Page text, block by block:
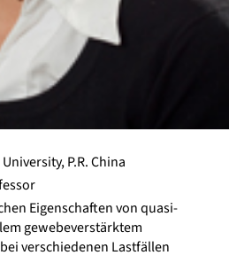
P.R. China
Eigenschaften von quasi-
gewebeverstärktem
verschiedenen Lastfällen